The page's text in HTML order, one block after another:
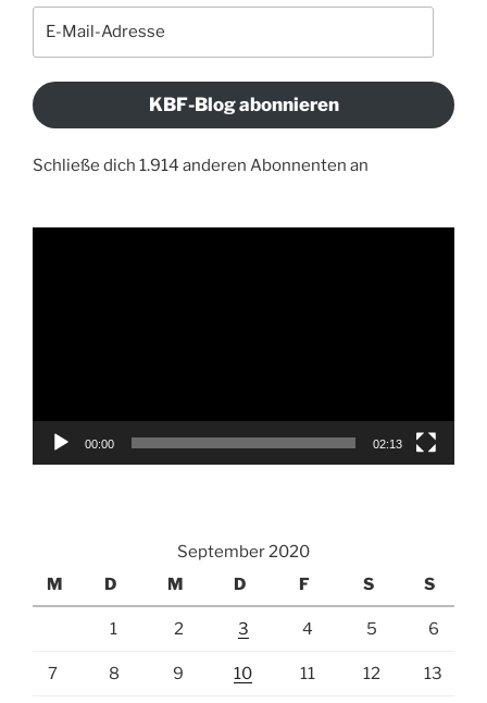
KBF-Blog abonnieren
Schließe dich 1.914 anderen Abonnenten an
00:00 02:13
September 2020
M
D M D F S S
1 2 3 4 5 6
7 8 9 10 11 12 13